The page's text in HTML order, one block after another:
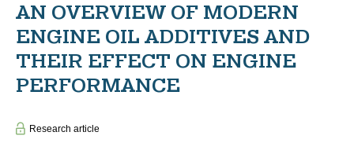
AN OVERVIEW OF MODERN
ENGINE OIL ADDITIVES AND
THEIR EFFECT ON ENGINE
PERFORMANCE
Research article